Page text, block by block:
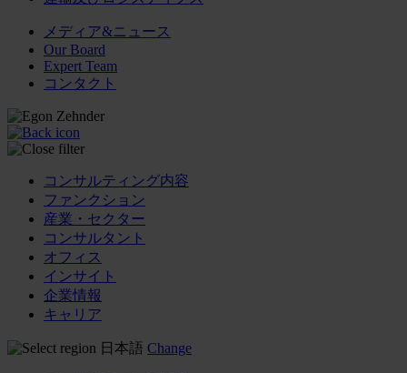
メディア&ニュース
Our Board
Expert Team
コンタクト
コンサルティング内容
ファンクション
産業・セクター
コンサルタント
オフィス
インサイト
企業情報
キャリア
日本語 Change